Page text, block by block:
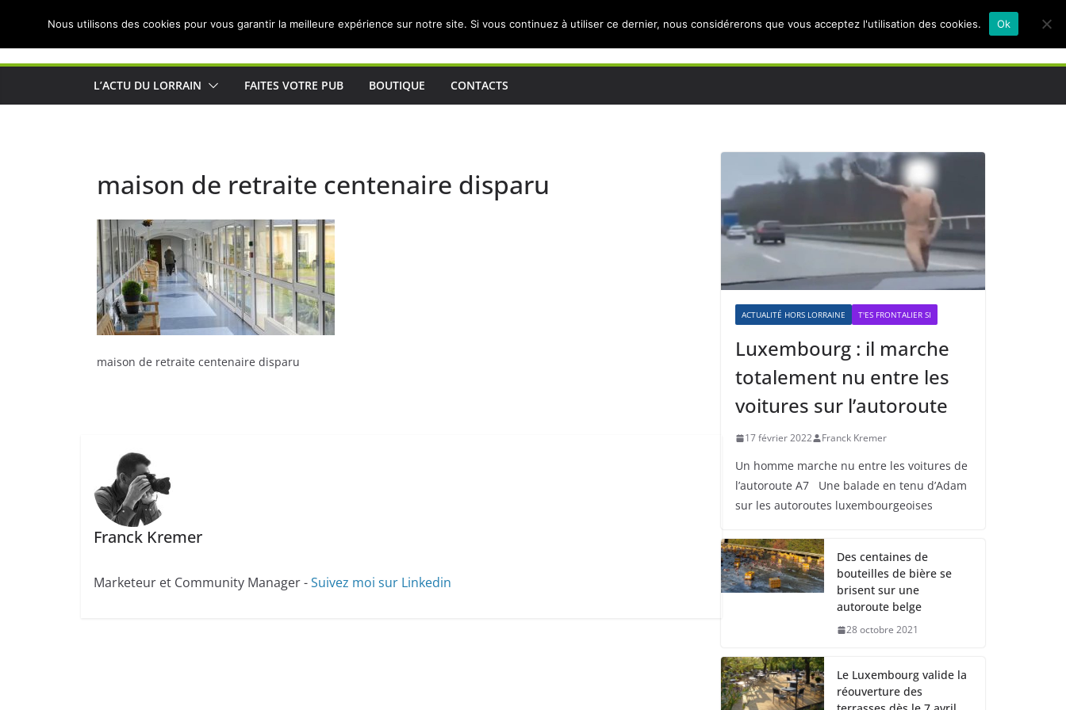
Actualités de Lorraine pour les Lorrains
L’ACTU DU LORRAIN FAITES VOTRE PUB BOUTIQUE CONTACTS
maison de retraite centenaire disparu
maison de retraite centenaire disparu
Franck Kremer
Marketeur et Community Manager -Suivez moi sur Linkedin
ACTUALITÉ HORS LORRAINE T'ES FRONTALIER SI
Luxembourg : il marche
totalement nu entre les
voitures sur l’autoroute
17 février 2022 Franck Kremer
Un homme marche nu entre les voitures de
l’autoroute A7 Une balade en tenu d’Adam
sur les autoroutes luxembourgeoises
Des centaines de
bouteilles de bière se
brisent sur une
autoroute belge
28 octobre 2021
Le Luxembourg valide la
réouverture des
Nous utilisons des cookies pour vous garantir la meilleure expérience sur notre site. Si vous continuez à utiliser ce dernier, nous considérerons que vous acceptez l'utilisation des cookies. Ok